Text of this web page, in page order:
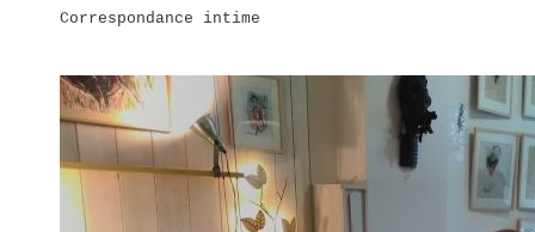
Correspondance intime